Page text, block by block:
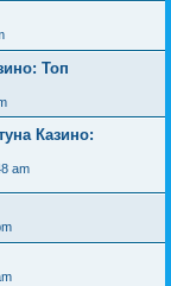
Топ
Казино:
am